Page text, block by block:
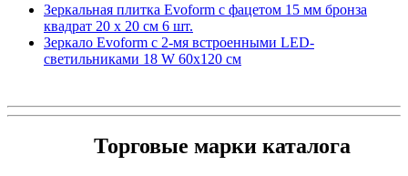
Зеркальная плитка Evoform с фацетом 15 мм бронза
квадрат 20 х 20 см 6 шт.
Зеркало Evoform с 2-мя встроенными LED-
светильниками 18 W 60х120 см
Торговые марки каталога